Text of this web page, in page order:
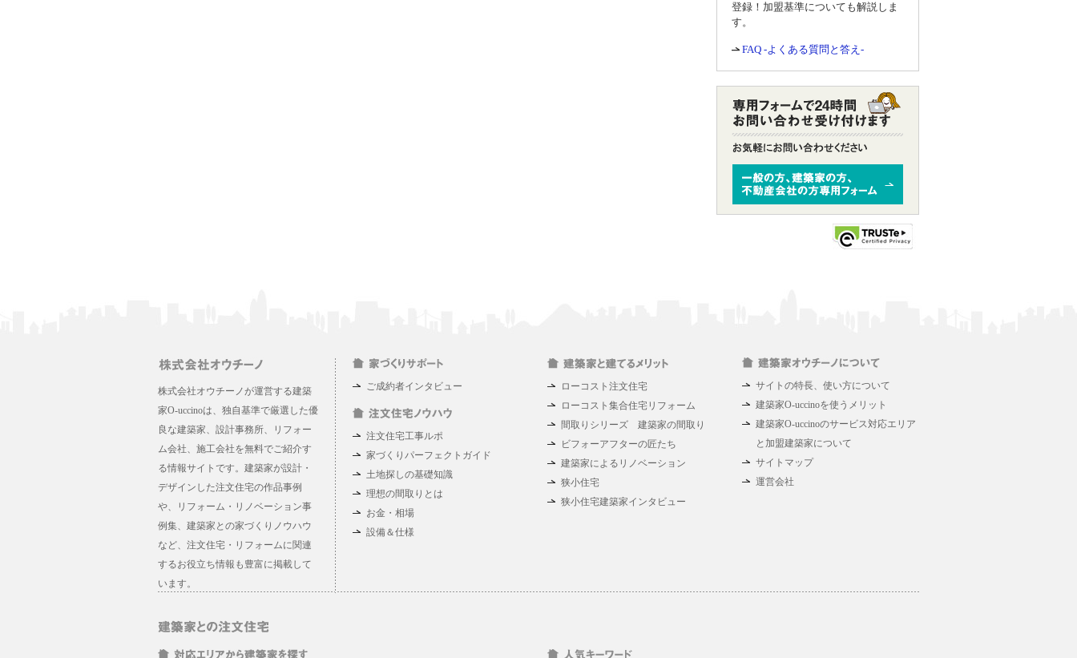
登録！加盟基準についても解説しま
す。
FAQ -よくある質問と答え-
株式会社オウチーノが運営する建築
家O-uccinoは、独自基準で厳選した優
良な建築家、設計事務所、リフォー
ム会社、施工会社を無料でご紹介す
る情報サイトです。建築家が設計・
デザインした注文住宅の作品事例
や、リフォーム・リノベーション事
例集、建築家との家づくりノウハウ
など、注文住宅・リフォームに関連
するお役立ち情報も豊富に掲載して
います。
ご成約者インタビュー
注文住宅工事ルポ
家づくりパーフェクトガイド
土地探しの基礎知識
理想の間取りとは
お金・相場
設備＆仕様
ローコスト注文住宅
ローコスト集合住宅リフォーム
間取りシリーズ 建築家の間取り
ビフォーアフターの匠たち
建築家によるリノベーション
狭小住宅
狭小住宅建築家インタビュー
サイトの特長、使い方について
建築家O-uccinoを使うメリット
建築家O-uccinoのサービス対応エリア
と加盟建築家について
サイトマップ
運営会社